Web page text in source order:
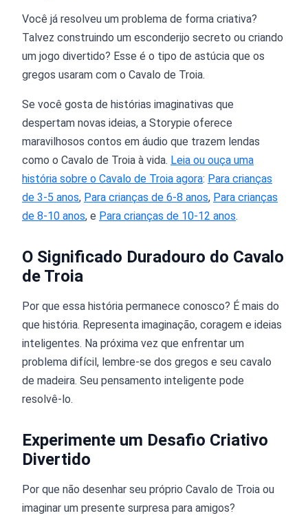
Você já resolveu um problema de forma criativa?
Talvez construindo um esconderijo secreto ou criando
um jogo divertido? Esse é o tipo de astúcia que os
gregos usaram com o Cavalo de Troia.
Se você gosta de histórias imaginativas que
despertam novas ideias, a Storypie oferece
maravilhosos contos em áudio que trazem lendas
como o Cavalo de Troia à vida. Leia ou ouça uma
história sobre o Cavalo de Troia agora: Para crianças
de 3-5 anos, Para crianças de 6-8 anos, Para crianças
de 8-10 anos, e Para crianças de 10-12 anos.
O Significado Duradouro do Cavalo
de Troia
Por que essa história permanece conosco? É mais do
que história. Representa imaginação, coragem e ideias
inteligentes. Na próxima vez que enfrentar um
problema difícil, lembre-se dos gregos e seu cavalo
de madeira. Seu pensamento inteligente pode
resolvê-lo.
Experimente um Desafio Criativo
Divertido
Por que não desenhar seu próprio Cavalo de Troia ou
imaginar um presente surpresa para amigos?